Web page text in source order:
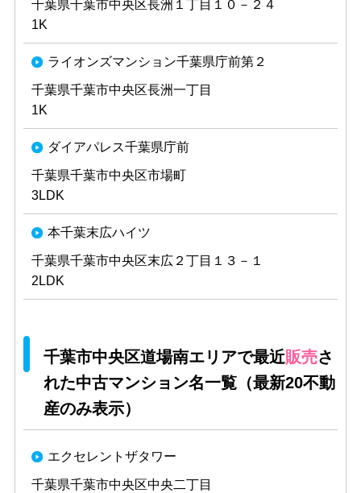
千葉県千葉市中央区長洲１丁目１０－２４
1K
ライオンズマンション千葉県庁前第２
千葉県千葉市中央区長洲一丁目
1K
ダイアパレス千葉県庁前
千葉県千葉市中央区市場町
3LDK
本千葉末広ハイツ
千葉県千葉市中央区末広２丁目１３－１
2LDK
千葉市中央区道場南エリアで最近販売さ
れた中古マンション名一覧（最新20不動
産のみ表示）
エクセレントザタワー
千葉県千葉市中央区中央二丁目